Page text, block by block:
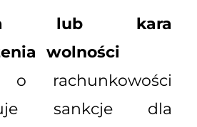
lub kara
wolności
o rachunkowości
sankcje dla